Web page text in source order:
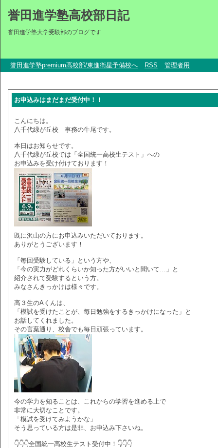
誉田進学塾高校部日記
誉田進学塾大学受験部のブログです
誉田進学塾premium高校部/東進衛星予備校へ RSS 管理者用
お申込みはまだまだ受付中！！
こんにちは。
八千代緑が丘校 事務の牛尾です。
本日はお知らせです。
八千代緑が丘校では「全国統一高校生テスト」への
お申込みを受け付けております！
既に沢山の方にお申込みいただいております。
ありがとうございます！
「毎回受験している」という方や、
「今の実力がどれくらいか知った方がいいと聞いて…」と
紹介されて受験するという方。
みなさんきっかけは様々です。
高３生のAくんは、
「模試を受けたことが、毎日勉強をするきっかけになった」と
お話してくれました。
その言葉通り、校舎でも毎日頑張っています。
今の学力を知ることは、これからの学習を進める上で
非常に大切なことです。
「模試を受けてみようかな」
そう思っている方は是非、お申込み下さいね。
👇👇👇全国統一高校生テスト受付中！👇👇👇